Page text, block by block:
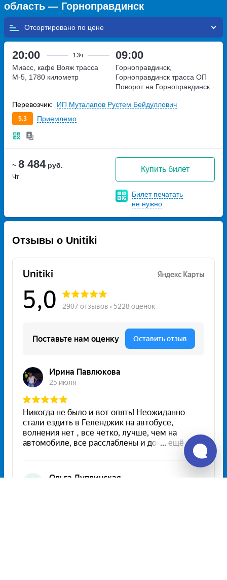
область — Горноправдинск
Отсортировано по
20:00 13ч 09:00
~ 8 484руб.
Чт
Купить билет
Билет печатать
не нужно
Миасс, кафе Вояж трасса
М-5, 1780 километр
Горноправдинск,
Горноправдинск трасса ОП
Поворот на Горноправдинск
5.3 Приемлемо
Перевозчик: ИП Муталапов Рустем Бейдуллович
Отзывы о Unitiki